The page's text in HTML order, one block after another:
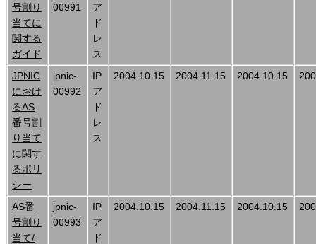
号割り
当てに
関する
ガイド
00991
ア
ド
レ
ス
JPNIC
におけ
るAS
番号割
り当て
に関す
るポリ
シー
jpnic-
00992
IP
ア
ド
レ
ス
2004.10.15 2004.11.15 2004.10.15
AS番
号割り
当て/
jpnic-
00993
IP
ア
ド
2004.10.15 2004.11.15 2004.10.15